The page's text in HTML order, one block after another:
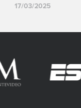
17/03/2025